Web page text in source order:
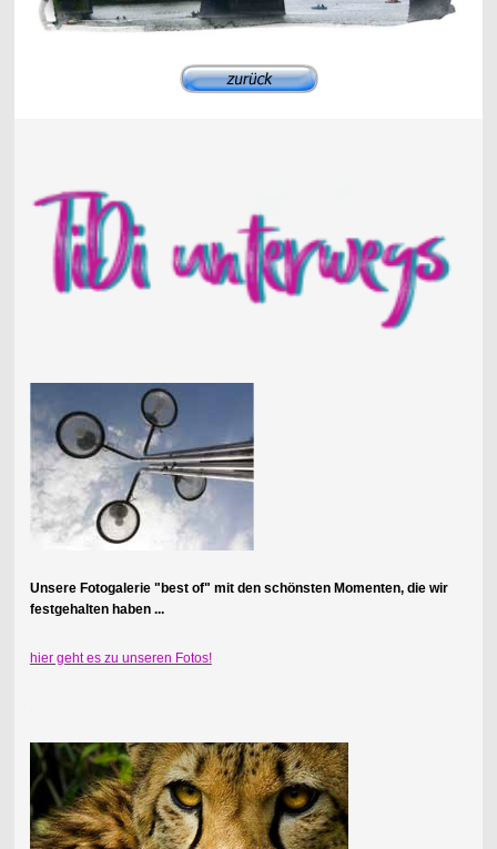
Unsere Fotogalerie "best of" mit den schönsten Momenten, die wir
festgehalten haben ...
hier geht es zu unseren Fotos!